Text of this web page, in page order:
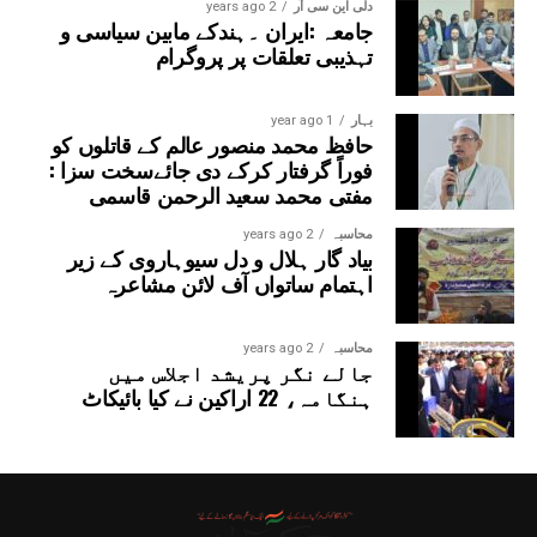
دلی این سی آر 2 years ago
جامعہ :ایران ۔ہندکے مابین سیاسی و
تہذیبی تعلقات پر پروگرام
بہار 1 year ago
حافظ محمد منصور عالم کے قاتلوں کو
فوراً گرفتار کرکے دی جائےسخت سزا :
مفتی محمد سعید الرحمن قاسمی
محاسبہ 2 years ago
بیاد گار ہلال و دل سیوہاروی کے زیر
اہتمام ساتواں آف لائن مشاعرہ
محاسبہ 2 years ago
جالے نگر پریشد اجلاس میں
ہنگامہ، 22 اراکین نے کیا بائیکاٹ